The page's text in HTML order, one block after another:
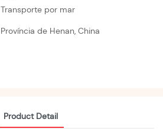
Transporte por mar
Província de Henan, China
Product Detail